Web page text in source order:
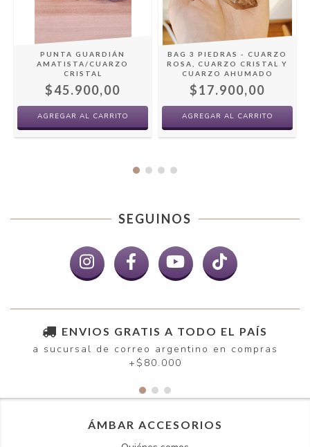
PUNTA GUARDIÁN
AMATISTA/CUARZO
CRISTAL
$45.900,00
AGREGAR AL CARRITO
BAG 3 PIEDRAS - CUARZO
ROSA, CUARZO CRISTAL Y
CUARZO AHUMADO
$17.900,00
SEGUINOS
ENVIOS GRATIS A TODO EL PAÍS
a sucursal de correo argentino en compras
+$80.000
ÁMBAR ACCESORIOS